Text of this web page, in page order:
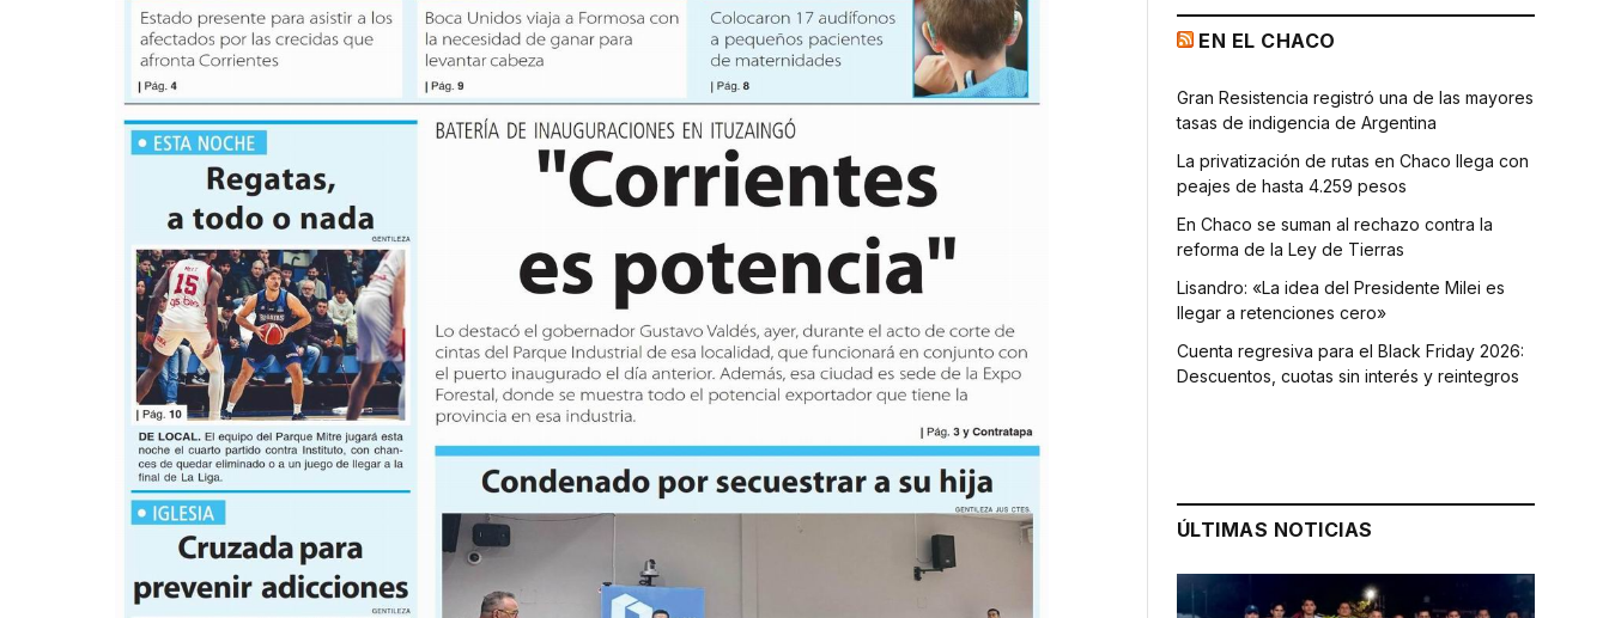
EN EL CHACO
Gran Resistencia registró una de las mayores
tasas de indigencia de Argentina
La privatización de rutas en Chaco llega con
peajes de hasta 4.259 pesos
En Chaco se suman al rechazo contra la
reforma de la Ley de Tierras
Lisandro: «La idea del Presidente Milei es
llegar a retenciones cero»
Cuenta regresiva para el Black Friday 2026:
Descuentos, cuotas sin interés y reintegros
ÚLTIMAS NOTICIAS